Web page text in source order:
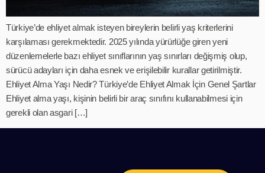
Türkiye’de ehliyet almak isteyen bireylerin belirli yaş kriterlerini
karşılaması gerekmektedir. 2025 yılında yürürlüğe giren yeni
düzenlemelerle bazı ehliyet sınıflarının yaş sınırları değişmiş olup,
sürücü adayları için daha esnek ve erişilebilir kurallar getirilmiştir.
Ehliyet Alma Yaşı Nedir? Türkiye’de Ehliyet Almak İçin Genel Şartlar
Ehliyet alma yaşı, kişinin belirli bir araç sınıfını kullanabilmesi için
gerekli olan asgari […]